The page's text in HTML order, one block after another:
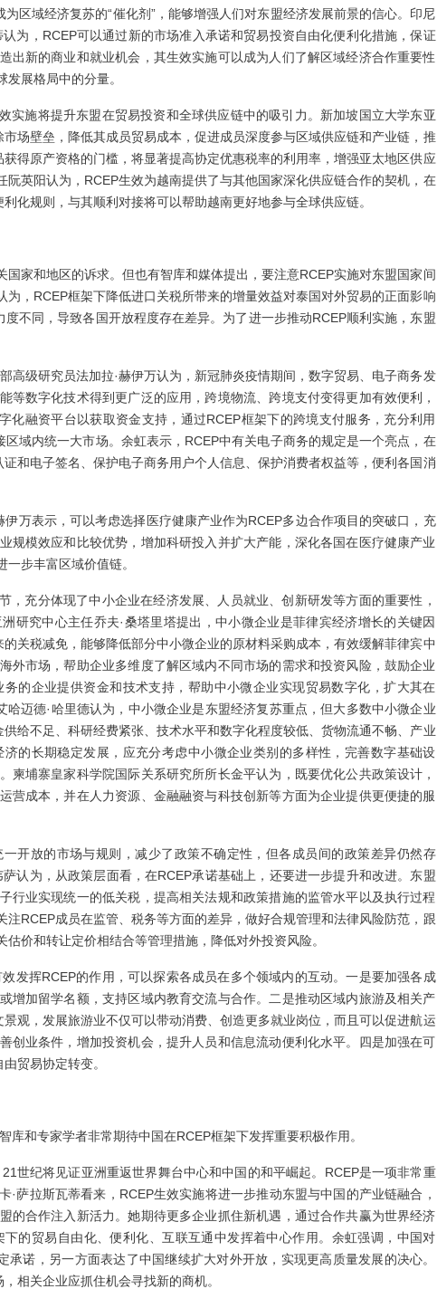
区域经济复苏的“催化剂”，能够增强人们对东盟经济发展前景的信心。印尼
为，RCEP可以通过新的市场准入承诺和贸易投资自由化便利化措施，保证
出新的商业和就业机会，其生效实施可以成为人们了解区域经济合作重要性
展格局中的分量。
实施将提升东盟在贸易投资和全球供应链中的吸引力。新加坡国立大学东亚
场壁垒，降低其成员贸易成本，促进成员深度参与区域供应链和产业链，推
得原产资格的门槛，将显著提高协定优惠税率的利用率，增强亚太地区供应
英阳认为，RCEP生效为越南提供了与其他国家深化供应链合作的契机，在
化规则，与其顺利对接将可以帮助越南更好地参与全球供应链。
家和地区的诉求。但也有智库和媒体提出，要注意RCEP实施对东盟国家间
，RCEP框架下降低进口关税所带来的增量效益对泰国对外贸易的正面影响
不同，导致各国开放程度存在差异。为了进一步推动RCEP顺利实施，东盟
高级研究员法加拉·赫伊万认为，新冠肺炎疫情期间，数字贸易、电子商务发
等数字化技术得到更广泛的应用，跨境物流、跨境支付变得更加有效便利，
化融资平台以获取资金支持，通过RCEP框架下的跨境支付服务，充分利用
域内统一大市场。余虹表示，RCEP中有关电子商务的规定是一个亮点，在
和电子签名、保护电子商务用户个人信息、保护消费者权益等，便利各国消
伊万表示，可以考虑选择医疗健康产业作为RCEP多边合作项目的突破口，充
规模效应和比较优势，增加科研投入并扩大产能，深化各国在医疗健康产业
步丰富区域价值链。
，充分体现了中小企业在经济发展、人员就业、创新研发等方面的重要性，
研究中心主任乔夫·桑塔里塔提出，中小微企业是菲律宾经济增长的关键因
关税减免，能够降低部分中小微企业的原材料采购成本，有效缓解菲律宾中
外市场，帮助企业多维度了解区域内不同市场的需求和投资风险，鼓励企业
的企业提供资金和技术支持，帮助中小微企业实现贸易数字化，扩大其在
迈德·哈里德认为，中小微企业是东盟经济复苏重点，但大多数中小微企业
给不足、科研经费紧张、技术水平和数字化程度较低、货物流通不畅、产业
的长期稳定发展，应充分考虑中小微企业类别的多样性，完善数字基础设
埔寨皇家科学院国际关系研究所所长金平认为，既要优化公共政策设计，
营成本，并在人力资源、金融融资与科技创新等方面为企业提供更便捷的服
一开放的市场与规则，减少了政策不确定性，但各成员间的政策差异仍然存
认为，从政策层面看，在RCEP承诺基础上，还要进一步提升和改进。东盟
行业实现统一的低关税，提高相关法规和政策措施的监管水平以及执行过程
RCEP成员在监管、税务等方面的差异，做好合规管理和法律风险防范，跟
价和转让定价相结合等管理措施，降低对外投资风险。
发挥RCEP的作用，可以探索各成员在多个领域内的互动。一是要加强各成
增加留学名额，支持区域内教育交流与合作。二是推动区域内旅游及相关产
观，发展旅游业不仅可以带动消费、创造更多就业岗位，而且可以促进航运
创业条件，增加投资机会，提升人员和信息流动便利化水平。四是加强在可
贸易协定转变。
和专家学者非常期待中国在RCEP框架下发挥重要积极作用。
世纪将见证亚洲重返世界舞台中心和中国的和平崛起。RCEP是一项非常重
萨拉斯瓦蒂看来，RCEP生效实施将进一步推动东盟与中国的产业链融合，
的合作注入新活力。她期待更多企业抓住新机遇，通过合作共赢为世界经济
的贸易自由化、便利化、互联互通中发挥着中心作用。余虹强调，中国对
诺，另一方面表达了中国继续扩大对外开放，实现更高质量发展的决心。
相关企业应抓住机会寻找新的商机。